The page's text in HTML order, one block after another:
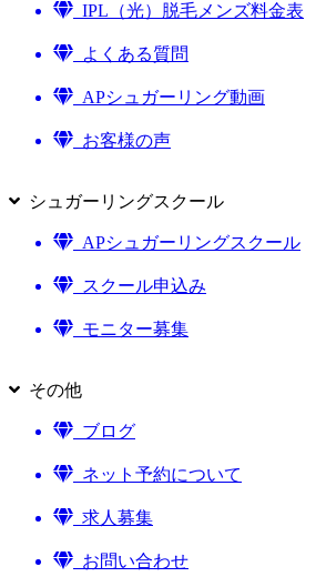
IPL（光）脱毛メンズ料金表
よくある質問
APシュガーリング動画
お客様の声
シュガーリングスクール
APシュガーリングスクール
スクール申込み
モニター募集
その他
ブログ
ネット予約について
求人募集
お問い合わせ